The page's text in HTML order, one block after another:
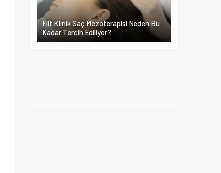
Elit Klinik Saç Mezoterapisi Neden Bu
Kadar Tercih Ediliyor?